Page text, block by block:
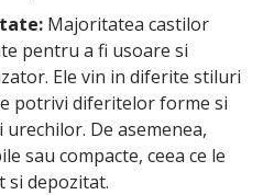
Majoritatea castilor
pentru a fi usoare si
Ele vin in diferite stiluri
potrivi diferitelor forme si
De asemenea,
sau compacte, ceea ce le
si depozitat.